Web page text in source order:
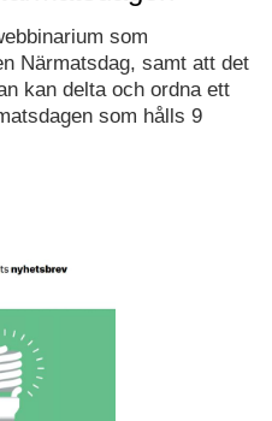
som
Närmatsdag, samt att det
kan delta och ordna ett
som hålls 9